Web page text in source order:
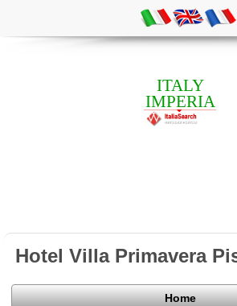
ITALY
IMPERIA
Hotel Villa Primavera
Home